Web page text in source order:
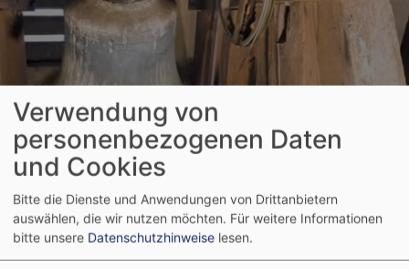
Startseite Gebäude Heidenheimer Geläut
Heidenheimer Geläut
Verwendung von
personenbezogenen Daten
und Cookies
Bitte die Dienste und Anwendungen von Drittanbietern
auswählen, die wir nutzen möchten. Für weitere Informationen
bitte unsere Datenschutzhinweise lesen.